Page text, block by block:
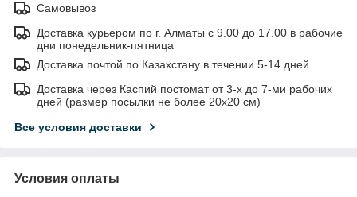
Самовывоз
Доставка курьером по г. Алматы с 9.00 до 17.00 в рабочие
дни понедельник-пятница
Доставка почтой по Казахстану в течении 5-14 дней
Доставка через Каспий постомат от 3-х до 7-ми рабочих
дней (размер посылки не более 20х20 см)
Все условия доставки
Условия оплаты